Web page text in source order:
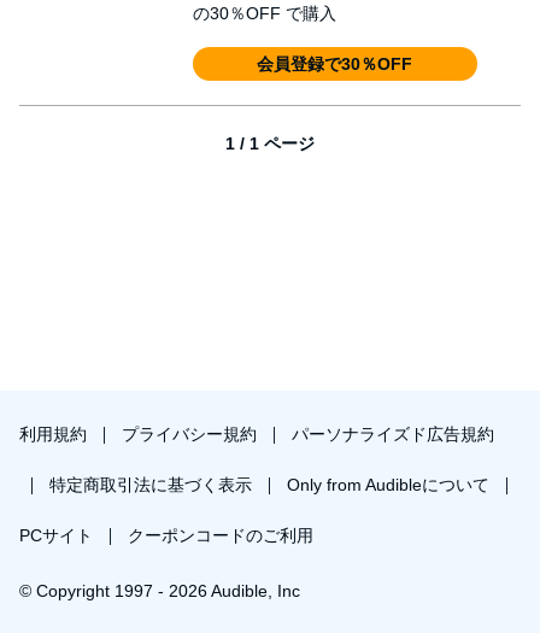
の30％OFF で購入
会員登録で30％OFF
1 / 1 ページ
利用規約 プライバシー規約 パーソナライズド広告規約
特定商取引法に基づく表示 Only from Audibleについて
PCサイト クーポンコードのご利用
© Copyright 1997 - 2026 Audible, Inc